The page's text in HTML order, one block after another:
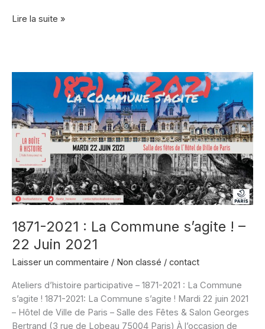
Dans
magazine
Lire la suite »
1871-2021 : La Commune s’agite ! –
22 Juin 2021
Laisser un commentaire / Non classé / contact
Ateliers d’histoire participative – 1871-2021 : La Commune
s’agite ! 1871-2021: La Commune s’agite ! Mardi 22 juin 2021
– Hôtel de Ville de Paris – Salle des Fêtes & Salon Georges
Bertrand (3 rue de Lobeau 75004 Paris) À l’occasion de